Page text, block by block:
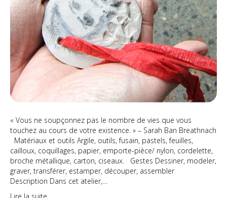
« Vous ne soupçonnez pas le nombre de vies que vous
touchez au cours de votre existence. » – Sarah Ban Breathnach
Matériaux et outils Argile, outils, fusain, pastels, feuilles,
cailloux, coquillages, papier, emporte-pièce/ nylon, cordelette,
broche métallique, carton, ciseaux. Gestes Dessiner, modeler,
graver, transférer, estamper, découper, assembler
Description Dans cet atelier,…